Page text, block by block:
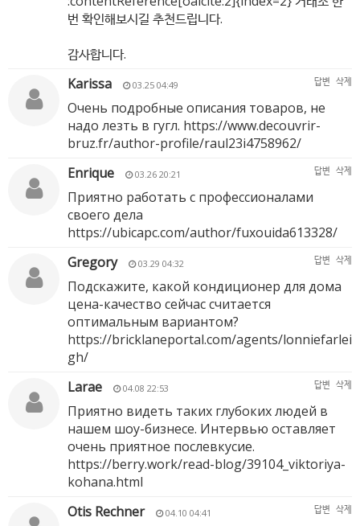
번 확인해보시길 추천드립니다.
감사합니다.
Karissa
03.25 04:49 답변 삭제
Очень подробные описания товаров, не
надо лезть в гугл. https://www.decouvrir-
bruz.fr/author-profile/raul23i4758962/
Enrique
03.26 20:21 답변 삭제
Приятно работать с профессионалами
своего дела
https://ubicapc.com/author/fuxouida613328/
Gregory
03.29 04:32 답변 삭제
Подскажите, какой кондиционер для дома
цена-качество сейчас считается
оптимальным вариантом?
https://bricklaneportal.com/agents/lonniefarlei
gh/
Larae
04.08 22:53 답변 삭제
Приятно видеть таких глубоких людей в
нашем шоу-бизнесе. Интервью оставляет
очень приятное послевкусие.
https://berry.work/read-blog/39104_viktoriya-
kohana.html
Otis Rechner
04.10 04:41 답변 삭제